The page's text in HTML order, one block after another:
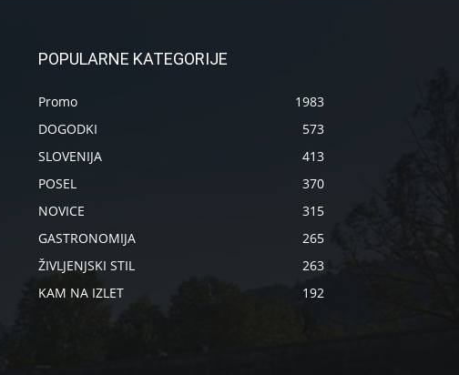
POPULARNE KATEGORIJE
Promo
1983
DOGODKI
573
SLOVENIJA
413
POSEL
370
NOVICE
315
GASTRONOMIJA
265
ŽIVLJENJSKI STIL
263
KAM NA IZLET
192